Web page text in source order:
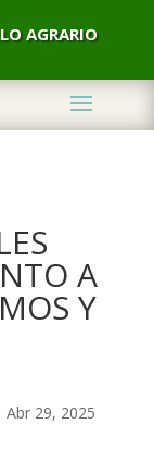
AGRARIO
A
Y
Abr 29, 2025